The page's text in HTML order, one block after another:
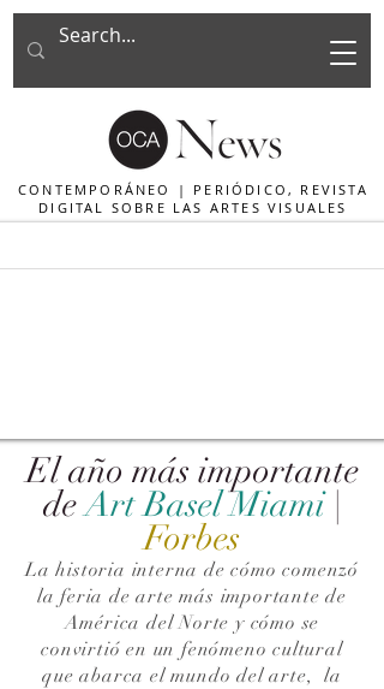
CONTEMPORÁNEO | PERIÓDICO, REVISTA
DIGITAL SOBRE LAS ARTES VISUALES
El año más importante
de Art Basel Miami |
Forbes
La historia interna de cómo comenzó
la feria de arte más importante de
América del Norte y cómo se
convirtió en un fenómeno cultural
que abarca el mundo del arte,la